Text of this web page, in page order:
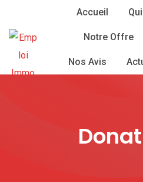
content
Accueil
Notre Offre
Nos Avis